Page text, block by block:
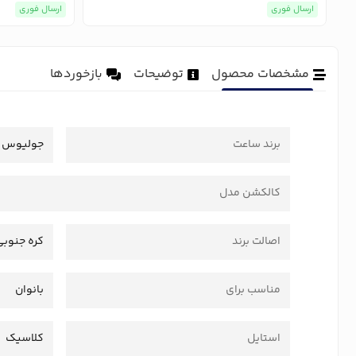
ارسال فوری ارسال فوری
مشخصات محصول توضیحات بازخوردها
برند ساعت جولیوس
کالکشن مدل
اصالت برند کره
مناسب برای بانوان
استایل کلاسیک